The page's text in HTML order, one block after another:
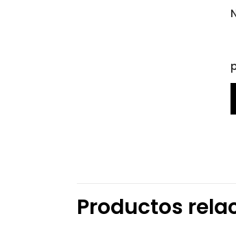
Productos